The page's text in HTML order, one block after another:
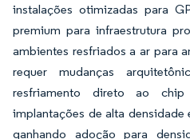
instalações otimizadas para
premium para infraestrutura
ambientes resfriados a ar para
requer mudanças
resfriamento direto ao chip
implantações de alta
ganhando adoção para